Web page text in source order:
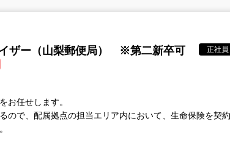
イザー（山梨郵便局） ※第二新卒可
正社員
お任せします。
ので、配属拠点の担当エリア内において、生命保険を契